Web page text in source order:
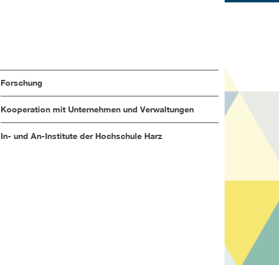
Forschung
Kooperation mit Unternehmen und Verwaltungen
In- und An-Institute der Hochschule Harz